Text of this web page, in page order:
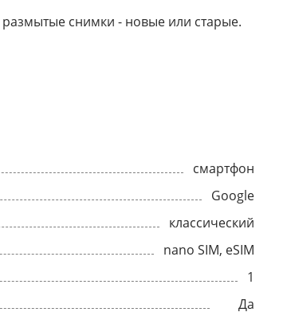
снимки - новые или старые.
смартфон
Google
классический
nano SIM, eSIM
1
Да